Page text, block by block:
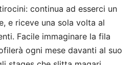
continua ad esserci un
e riceve una sola volta al
Facile immaginare la fila
ogni mese davanti al suo